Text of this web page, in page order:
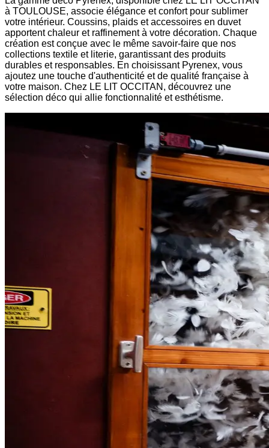
à TOULOUSE, associe élégance et confort pour sublimer
votre intérieur. Coussins, plaids et accessoires en duvet
apportent chaleur et raffinement à votre décoration. Chaque
création est conçue avec le même savoir-faire que nos
collections textile et literie, garantissant des produits
durables et responsables. En choisissant Pyrenex, vous
ajoutez une touche d'authenticité et de qualité française à
votre maison. Chez LE LIT OCCITAN, découvrez une
sélection déco qui allie fonctionnalité et esthétisme.